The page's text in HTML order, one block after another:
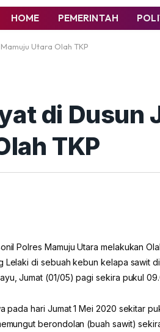
HOME PEMERINTAH
Utara Olah TKP
di Dusun
TKP
Polres Mamuju Utara melakukan
Lelaki di sebuah kebun kelapa sawit
Jumat (01/05) pagi sekira pukul
hari Jumat 1 Mei 2020 sekitar
berondolan (buah sawit)